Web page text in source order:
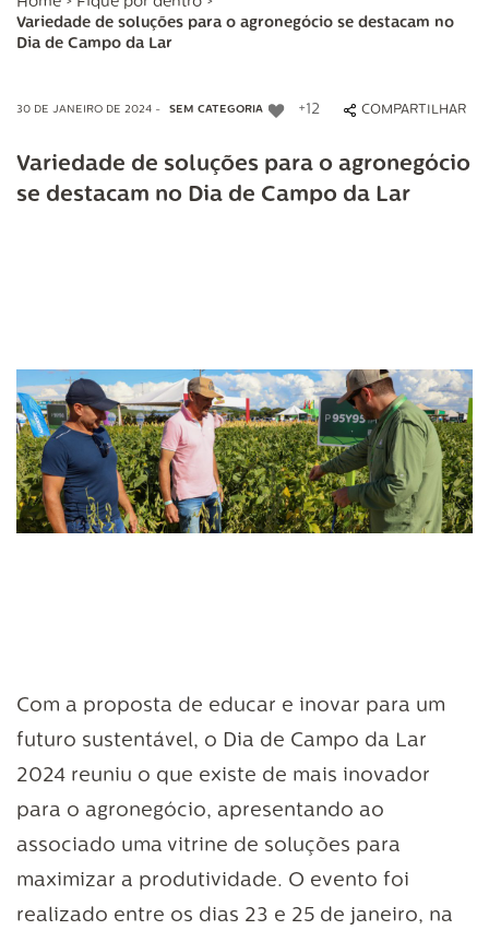
Variedade de soluções para o agronegócio se destacam no
Dia de Campo da Lar
30 DE JANEIRO DE 2024 - SEM CATEGORIA +12 COMPARTILHAR
Variedade de soluções para o agronegócio
se destacam no Dia de Campo da Lar
Com a proposta de educar e inovar para um
futuro sustentável, o Dia de Campo da Lar
2024 reuniu o que existe de mais inovador
para o agronegócio, apresentando ao
associado uma vitrine de soluções para
maximizar a produtividade. O evento foi
realizado entre os dias 23 e 25 de janeiro, na